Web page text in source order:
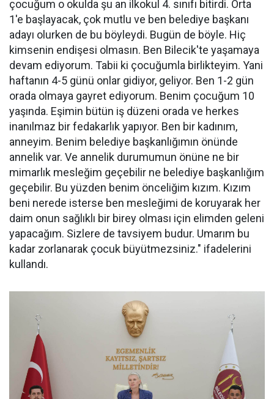
çocuğum o okulda şu an ilkokul 4. sınıfı bitirdi. Orta
1'e başlayacak, çok mutlu ve ben belediye başkanı
adayı olurken de bu böyleydi. Bugün de böyle. Hiç
kimsenin endişesi olmasın. Ben Bilecik'te yaşamaya
devam ediyorum. Tabii ki çocuğumla birlikteyim. Yani
haftanın 4-5 günü onlar gidiyor, geliyor. Ben 1-2 gün
orada olmaya gayret ediyorum. Benim çocuğum 10
yaşında. Eşimin bütün iş düzeni orada ve herkes
inanılmaz bir fedakarlık yapıyor. Ben bir kadınım,
anneyim. Benim belediye başkanlığımın önünde
annelik var. Ve annelik durumumun önüne ne bir
mimarlık mesleğim geçebilir ne belediye başkanlığım
geçebilir. Bu yüzden benim önceliğim kızım. Kızım
beni nerede isterse ben mesleğimi de koruyarak her
daim onun sağlıklı bir birey olması için elimden geleni
yapacağım. Sizlere de tavsiyem budur. Umarım bu
kadar zorlanarak çocuk büyütmezsiniz." ifadelerini
kullandı.